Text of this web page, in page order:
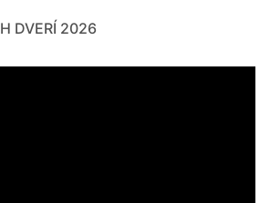
DVERÍ 2026